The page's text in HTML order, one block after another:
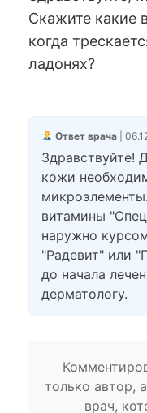
Скажите какие
когда
ладонях?
Ответ врача|
Здравствуйте!
кожи
витамины
наружно
"Радевит" или
до начала
дерматологу.
только автор,
врач,